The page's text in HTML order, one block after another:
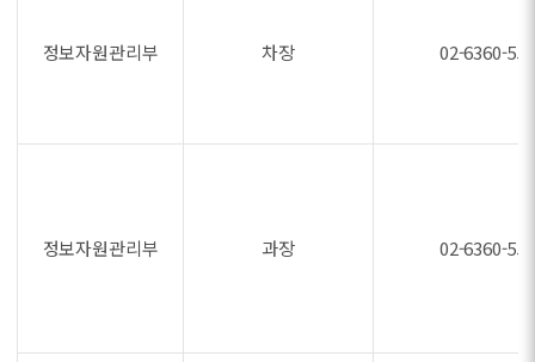
정보자원관리부 차장 02-6360-
정보자원관리부 과장 02-6360-